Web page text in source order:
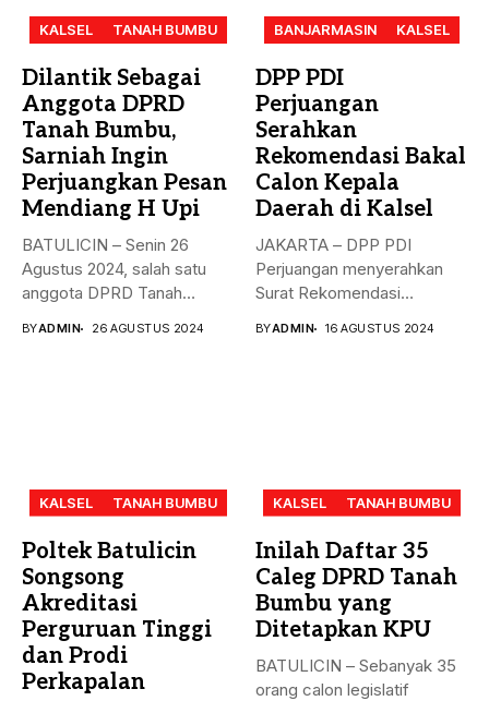
KALSEL TANAH BUMBU
Dilantik Sebagai
Anggota DPRD
Tanah Bumbu,
Sarniah Ingin
Perjuangkan Pesan
Mendiang H Upi
BATULICIN – Senin 26
Agustus 2024, salah satu
anggota DPRD Tanah
BYADMIN 26 AGUSTUS 2024
BANJARMASIN KALSEL
DPP PDI
Perjuangan
Serahkan
Rekomendasi Bakal
Calon Kepala
Daerah di Kalsel
JAKARTA – DPP PDI
Perjuangan menyerahkan
Surat Rekomendasi
BYADMIN 16 AGUSTUS 2024
KALSEL TANAH BUMBU
Poltek Batulicin
Songsong
Akreditasi
Perguruan Tinggi
dan Prodi
Perkapalan
KALSEL TANAH BUMBU
Inilah Daftar 35
Caleg DPRD Tanah
Bumbu yang
Ditetapkan KPU
BATULICIN – Sebanyak 35
orang calon legislatif